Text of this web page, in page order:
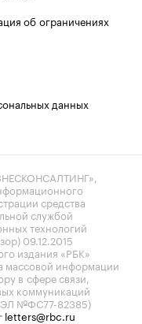
об ограничениях
данных
средства
службой
технологий
09.12.2015
издания «РБК»
массовой информации
в сфере связи,
коммуникаций
ЭЛ №ФС77-82385)
letters@rbc.ru